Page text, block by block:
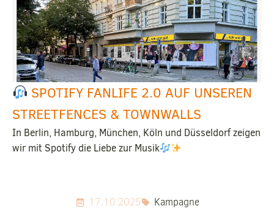
SPOTIFY FANLIFE 2.0 AUF UNSEREN
STREETFENCES & TOWNWALLS
In Berlin, Hamburg, München, Köln und Düsseldorf zeigen
wir mit Spotify die Liebe zur Musik
17.10.2025 Kampagne